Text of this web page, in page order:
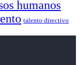
humanos
talento directivo